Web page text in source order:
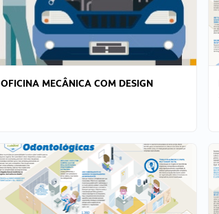
OFICINA MECÂNICA COM DESIGN